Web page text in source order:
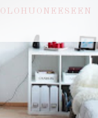
OLOHUONEESEEN